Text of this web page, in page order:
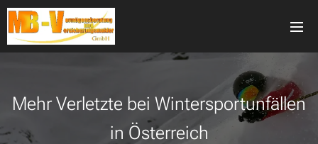
Mehr Verletzte bei Wintersportunfällen
in Österreich